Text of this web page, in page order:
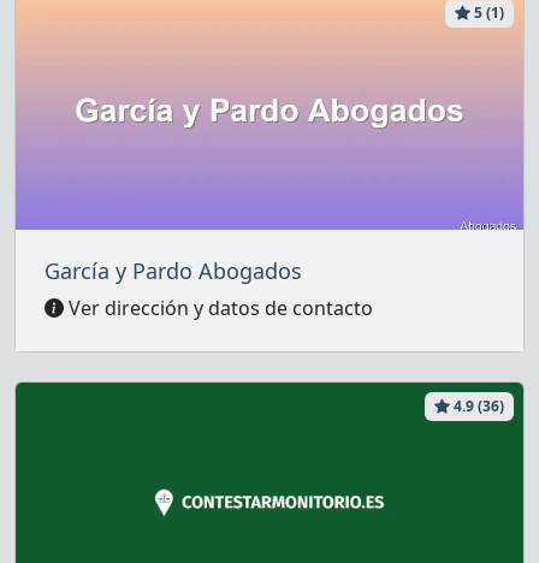
5 (1)
García y Pardo Abogados
Ver dirección y datos de contacto
4.9 (36)